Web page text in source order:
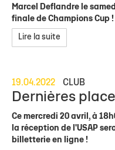
Marcel Deflandre le
finale de Champions Cup !
Lire la suite
19.04.2022 CLUB
Dernières
Ce mercredi 20 avril, à
la réception de l'USAP
billetterie en ligne !